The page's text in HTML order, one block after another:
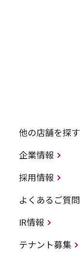
他の店舗を探す
企業情報
採用情報
よくあるご質問
IR情報
テナント募集